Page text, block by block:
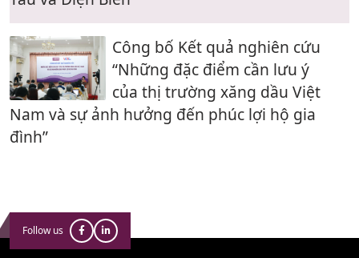
Công bố Kết quả nghiên cứu
“Những đặc điểm cần lưu ý
của thị trường xăng dầu Việt
Nam và sự ảnh hưởng đến phúc lợi hộ gia
đình”
Follow us